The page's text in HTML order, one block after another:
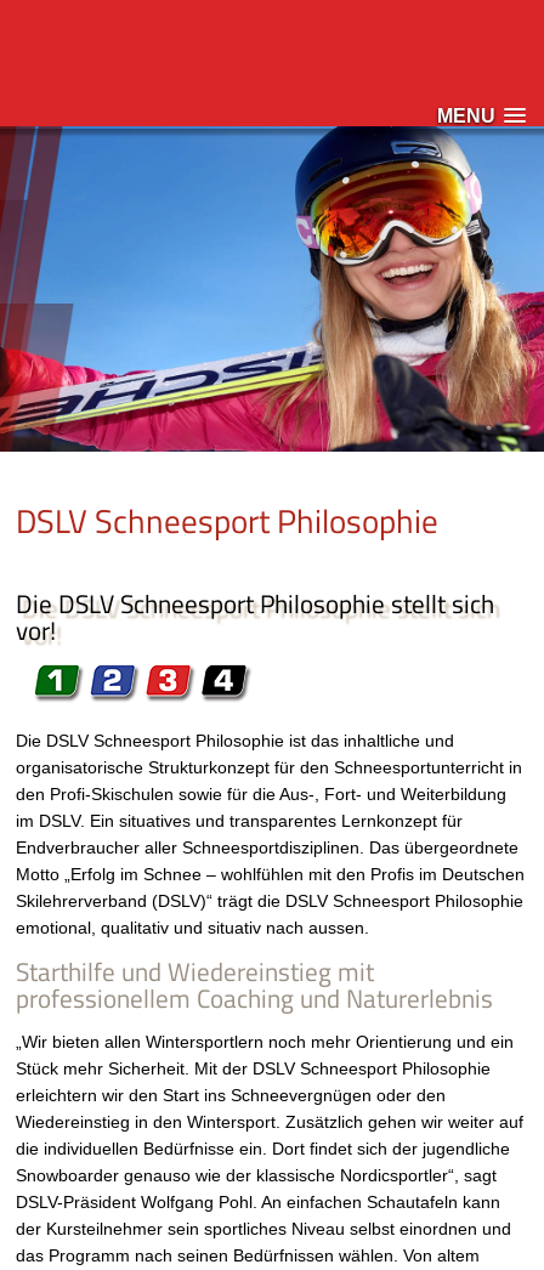
MENU
DSLV Schneesport Philosophie
Die DSLV Schneesport Philosophie stellt sich
vor!
Die DSLV Schneesport Philosophie ist das inhaltliche und
organisatorische Strukturkonzept für den Schneesportunterricht in
den Profi-Skischulen sowie für die Aus-, Fort- und Weiterbildung
im DSLV. Ein situatives und transparentes Lernkonzept für
Endverbraucher aller Schneesportdisziplinen. Das übergeordnete
Motto „Erfolg im Schnee – wohlfühlen mit den Profis im Deutschen
Skilehrerverband (DSLV)“ trägt die DSLV Schneesport Philosophie
emotional, qualitativ und situativ nach aussen.
Starthilfe und Wiedereinstieg mit
professionellem Coaching und Naturerlebnis
„Wir bieten allen Wintersportlern noch mehr Orientierung und ein
Stück mehr Sicherheit. Mit der DSLV Schneesport Philosophie
erleichtern wir den Start ins Schneevergnügen oder den
Wiedereinstieg in den Wintersport. Zusätzlich gehen wir weiter auf
die individuellen Bedürfnisse ein. Dort findet sich der jugendliche
Snowboarder genauso wie der klassische Nordicsportler“, sagt
DSLV-Präsident Wolfgang Pohl. An einfachen Schautafeln kann
der Kursteilnehmer sein sportliches Niveau selbst einordnen und
das Programm nach seinen Bedürfnissen wählen. Von altem